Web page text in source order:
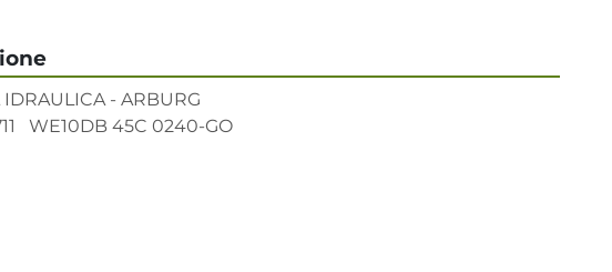
IDRAULICA - ARBURG
WE10DB 45C 0240-GO